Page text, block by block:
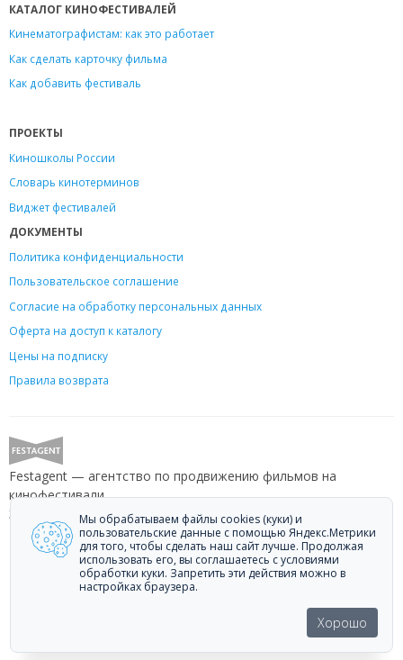
КАТАЛОГ КИНОФЕСТИВАЛЕЙ
Кинематографистам: как это работает
Как сделать карточку фильма
Как добавить фестиваль
ПРОЕКТЫ
Киношколы России
Словарь кинотерминов
Виджет фестивалей
ДОКУМЕНТЫ
Политика конфиденциальности
Пользовательское соглашение
Согласие на обработку персональных данных
Оферта на доступ к каталогу
Цены на подписку
Правила возврата
Festagent — агентство по продвижению фильмов на
кинофестивали.
Звоните +7 (499) 113-78-80 или пишитеhello@festagent.com
© 2010—2026 Festagent. Использование материалов сайта
«Festagent.com» разрешено только при наличии активной ссылки на
источник.
Персональные данные, опубликованные на сайте, размещены с
согласия субъектов персональных данных. Условия и запреты не
Мы обрабатываем файлы cookies (куки) и
пользовательские данные с помощью Яндекс.Метрики
для того, чтобы сделать наш сайт лучше. Продолжая
использовать его, вы соглашаетесь с условиями
обработки куки. Запретить эти действия можно в
настройках браузера.
Хорошо